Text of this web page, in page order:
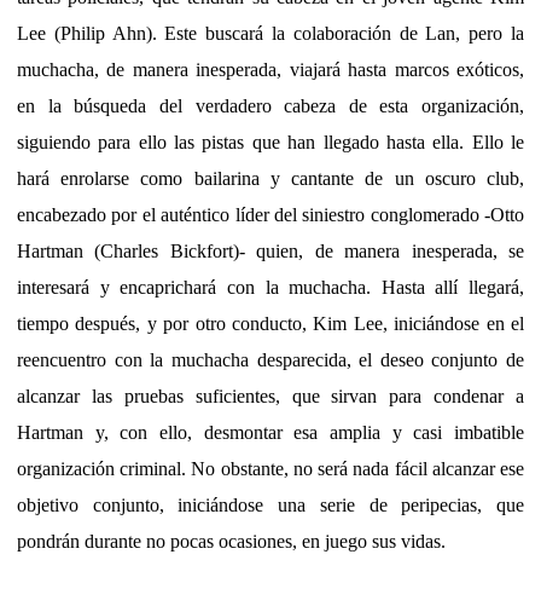
Lee (Philip Ahn). Este buscará la colaboración de Lan, pero la
muchacha, de manera inesperada, viajará hasta marcos exóticos,
en la búsqueda del verdadero cabeza de esta organización,
siguiendo para ello las pistas que han llegado hasta ella. Ello le
hará enrolarse como bailarina y cantante de un oscuro club,
encabezado por el auténtico líder del siniestro conglomerado -Otto
Hartman (Charles Bickfort)- quien, de manera inesperada, se
interesará y encaprichará con la muchacha. Hasta allí llegará,
tiempo después, y por otro conducto, Kim Lee, iniciándose en el
reencuentro con la muchacha desparecida, el deseo conjunto de
alcanzar las pruebas suficientes, que sirvan para condenar a
Hartman y, con ello, desmontar esa amplia y casi imbatible
organización criminal. No obstante, no será nada fácil alcanzar ese
objetivo conjunto, iniciándose una serie de peripecias, que
pondrán durante no pocas ocasiones, en juego sus vidas.